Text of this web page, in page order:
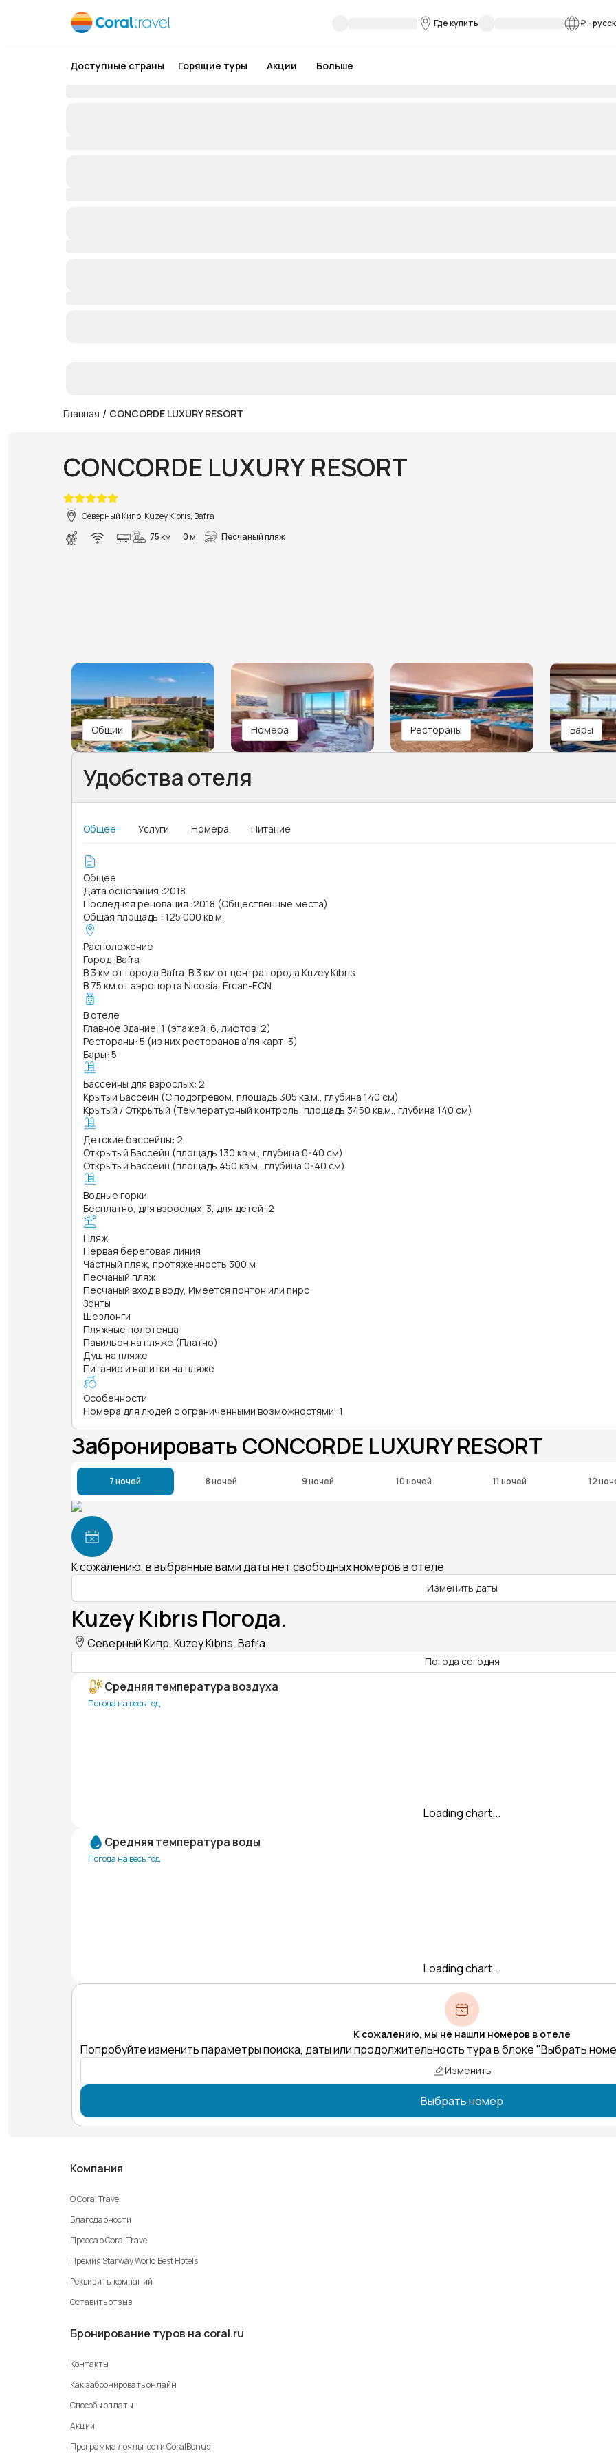
Где купить ₽-
Доступные страны Горящие туры Акции Больше
Главная / CONCORDE LUXURY RESORT
CONCORDE LUXURY RESORT
Северный Кипр, Kuzey Kıbrıs, Bafra
75 км
0 м Песчаный пляж
Общий Номера Рестораны Бары
Удобства отеля
Общее Услуги Номера Питание
Общее
Дата основания :2018
Последняя реновация :2018 (Общественные места)
Общая площадь : 125 000 кв.м.
Расположение
Город :Bafra
В 3 км от города Bafra. В 3 км от центра города Kuzey Kıbrıs
В 75 км от аэропорта Nicosia, Ercan-ECN
В отеле
Главное Здание: 1 (этажей: 6, лифтов: 2)
Рестораны: 5 (из них ресторанов а’ля карт: 3)
Бары: 5
Бассейны для взрослых: 2
Крытый Бассейн (С подогревом, площадь 305 кв.м., глубина 140 см)
Крытый / Открытый (Температурный контроль, площадь 3450 кв.м., глубина 140 см)
Детские бассейны: 2
Открытый Бассейн (площадь 130 кв.м., глубина 0-40 см)
Открытый Бассейн (площадь 450 кв.м., глубина 0-40 см)
Водные горки
Бесплатно, для взрослых: 3, для детей: 2
Пляж
Первая береговая линия
Частный пляж, протяженность 300 м
Песчаный пляж
Песчаный вход в воду, Имеется понтон или пирс
Зонты
Шезлонги
Пляжные полотенца
Павильон на пляже (Платно)
Душ на пляже
Питание и напитки на пляже
Особенности
Номера для людей с ограниченными возможностями :1
Забронировать CONCORDE LUXURY RESORT
7 ночей 8 ночей 9 ночей 10 ночей 11 ночей 12
К сожалению, в выбранные вами даты нет свободных номеров в отеле
Изменить даты
Kuzey Kıbrıs Погода.
Северный Кипр, Kuzey Kıbrıs, Bafra
Погода сегодня
Средняя температура воздуха
Погода на весь год
Loading chart...
Средняя температура воды
Погода на весь год
Loading chart...
К сожалению, мы не нашли номеров в отеле
Попробуйте изменить параметры поиска, даты или продолжительность тура в блоке "Выбрать
Изменить
Выбрать номер
Компания
О Coral Travel
Благодарности
Пресса о Coral Travel
Премия Starway World Best Hotels
Реквизиты компаний
Оставить отзыв
Бронирование туров на coral.ru
Контакты
Как забронировать онлайн
Способы оплаты
Акции
Программа лояльности CoralBonus